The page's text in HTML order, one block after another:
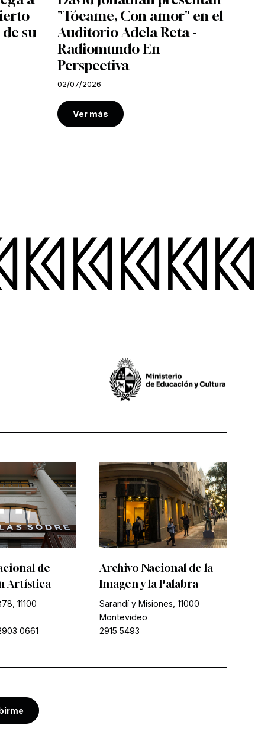
su
"Tócame, Con amor" en el
Auditorio Adela Reta -
Radiomundo En
Perspectiva
02/07/2026
Ver más
de
Artística
11100
0661
Archivo Nacional de la
Imagen y la Palabra
Sarandí y Misiones, 11000
Montevideo
2915 5493